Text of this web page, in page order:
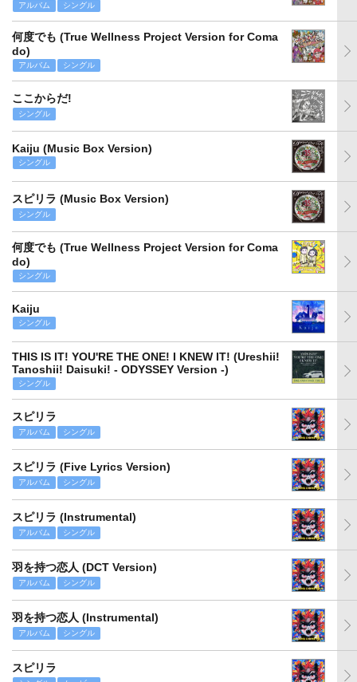
アルバム シングル
何度でも (True Wellness Project Version for Coma
do)
アルバム シングル
ここからだ!
シングル
Kaiju (Music Box Version)
シングル
スピリラ (Music Box Version)
シングル
何度でも (True Wellness Project Version for Coma
do)
シングル
Kaiju
シングル
THIS IS IT! YOU'RE THE ONE! I KNEW IT! (Ureshii!
Tanoshii! Daisuki! - ODYSSEY Version -)
シングル
スピリラ
アルバム シングル
スピリラ (Five Lyrics Version)
アルバム シングル
スピリラ (Instrumental)
アルバム シングル
羽を持つ恋人 (DCT Version)
アルバム シングル
羽を持つ恋人 (Instrumental)
アルバム シングル
スピリラ